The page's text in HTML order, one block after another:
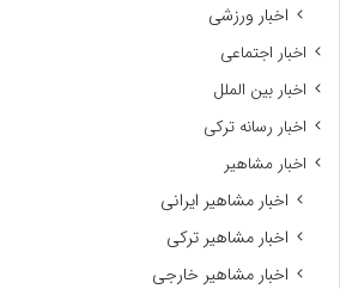
اخبار ورزشی
اخبار اجتماعی
اخبار بین الملل
اخبار رسانه ترکی
اخبار مشاهیر
اخبار مشاهیر ایرانی
اخبار مشاهیر ترکی
اخبار مشاهیر خارجی